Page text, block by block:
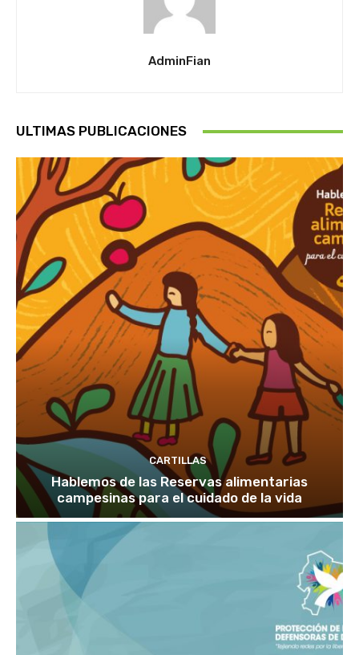
AdminFian
ULTIMAS PUBLICACIONES
CARTILLAS
Hablemos de las Reservas alimentarias
campesinas para el cuidado de la vida